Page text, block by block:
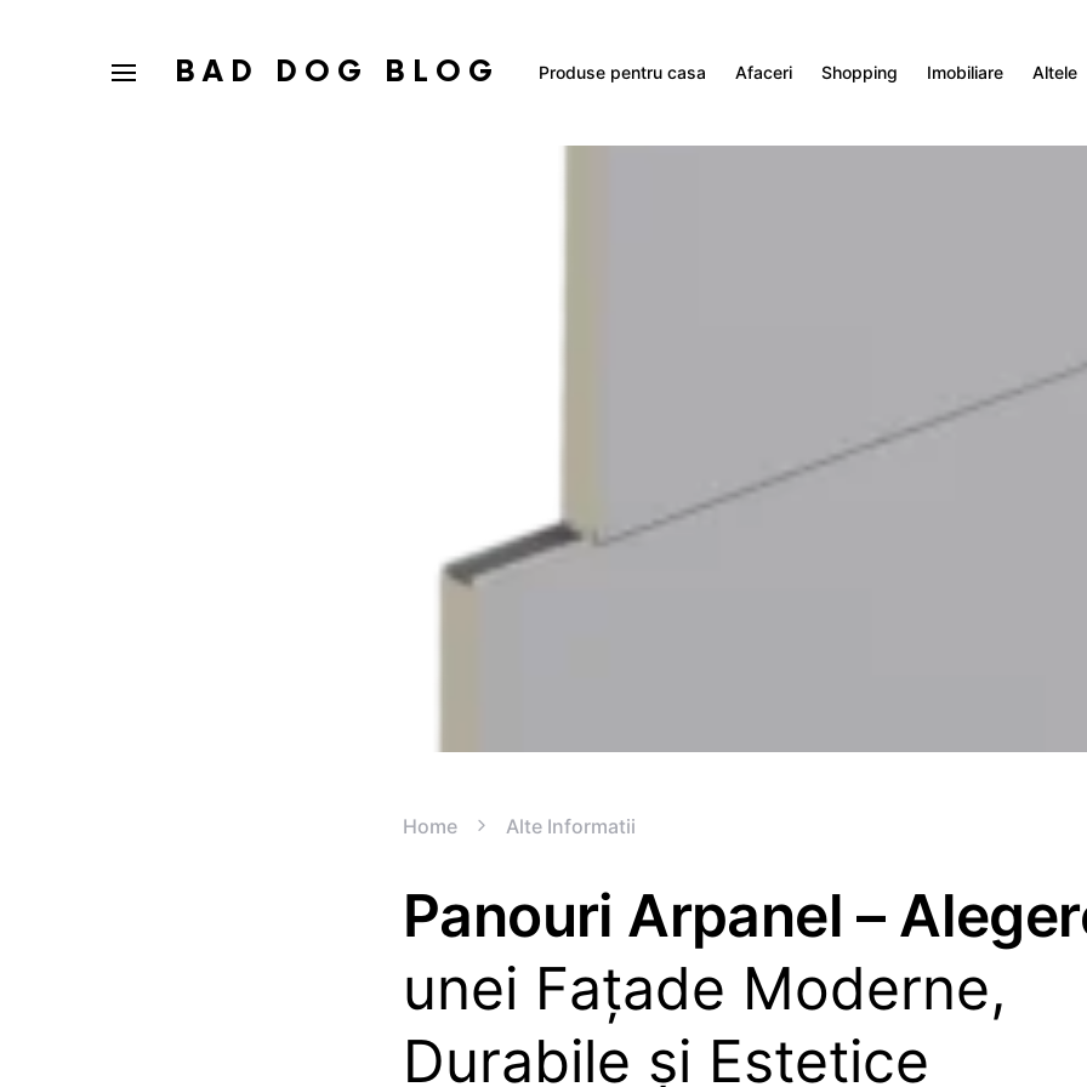
BAD DOG BLOG Produse pentru casa Afaceri Shopping Imobiliare Altele
Home Alte Informatii
Panouri Arpanel –
unei Fațade Moderne,
Durabile și Estetice